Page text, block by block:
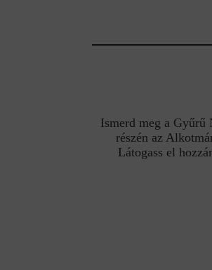
Ismerd meg a Gyűrű
részén az
Látogass el